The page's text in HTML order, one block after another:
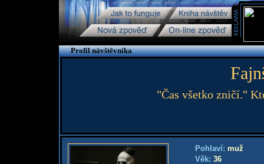
Profil návštěvníka
"Čas všetko zničí."
Pohlaví: muž
Věk: 36